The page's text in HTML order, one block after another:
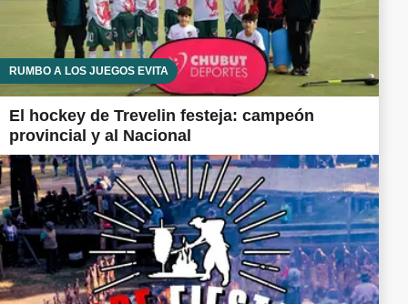
RUMBO A LOS JUEGOS EVITA
El hockey de Trevelin festeja: campeón
provincial y al Nacional